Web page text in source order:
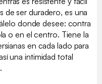
de ser duradero, es una
donde desee: contra
o en el centro. Tiene la
en cada lado para
una intimidad total